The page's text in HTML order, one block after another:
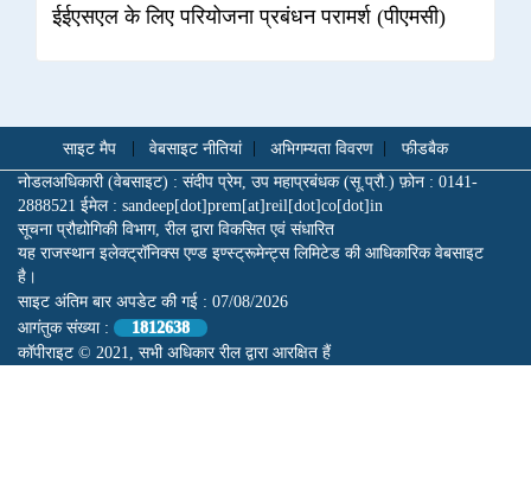
ईईएसएल के लिए परियोजना प्रबंधन परामर्श (पीएमसी)
साइट मैप वेबसाइट नीतियां अभिगम्यता विवरण
फीडबैक
नोडलअधिकारी (वेबसाइट) : संदीप प्रेम, उप महाप्रबंधक (सू.प्रौ.) फ़ोन : 0141-
2888521 ईमेल : sandeep[dot]prem[at]reil[dot]co[dot]in
सूचना प्रौद्योगिकी विभाग, रील द्वारा विकसित एवं संधारित
यह राजस्थान इलेक्ट्रॉनिक्स एण्ड इण्स्ट्रूमेन्ट्स लिमिटेड की आधिकारिक वेबसाइट
है।
साइट अंतिम बार अपडेट की गई : 07/08/2026
आगंतुक संख्या :
1812638
कॉपीराइट © 2021, सभी अधिकार रील द्वारा आरक्षित हैं